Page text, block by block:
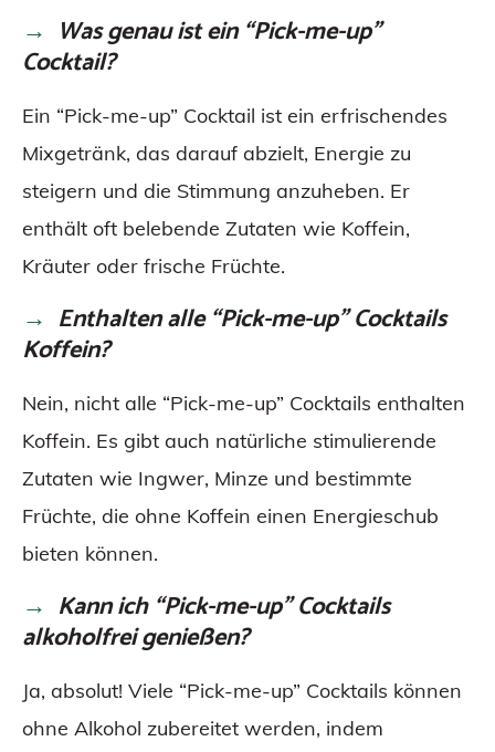
Was genau ist ein “Pick-me-up”
Cocktail?
Ein “Pick-me-up” Cocktail ist ein erfrischendes
Mixgetränk, das darauf abzielt, Energie zu
steigern und die Stimmung anzuheben. Er
enthält oft belebende Zutaten wie Koffein,
Kräuter oder frische Früchte.
Enthalten alle “Pick-me-up” Cocktails
Koffein?
Nein, nicht alle “Pick-me-up” Cocktails enthalten
Koffein. Es gibt auch natürliche stimulierende
Zutaten wie Ingwer, Minze und bestimmte
Früchte, die ohne Koffein einen Energieschub
bieten können.
Kann ich “Pick-me-up” Cocktails
alkoholfrei genießen?
Ja, absolut! Viele “Pick-me-up” Cocktails können
ohne Alkohol zubereitet werden, indem